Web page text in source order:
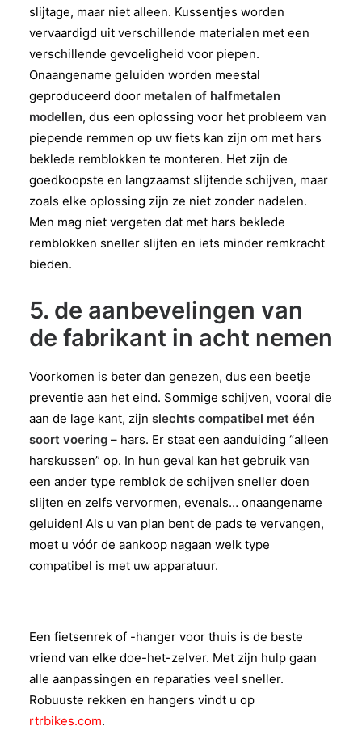
slijtage, maar niet alleen. Kussentjes worden
vervaardigd uit verschillende materialen met een
verschillende gevoeligheid voor piepen.
Onaangename geluiden worden meestal
geproduceerd door metalen of halfmetalen
modellen, dus een oplossing voor het probleem van
piepende remmen op uw fiets kan zijn om met hars
beklede remblokken te monteren. Het zijn de
goedkoopste en langzaamst slijtende schijven, maar
zoals elke oplossing zijn ze niet zonder nadelen.
Men mag niet vergeten dat met hars beklede
remblokken sneller slijten en iets minder remkracht
bieden.
5. de aanbevelingen van
de fabrikant in acht nemen
Voorkomen is beter dan genezen, dus een beetje
preventie aan het eind. Sommige schijven, vooral die
aan de lage kant, zijn slechts compatibel met één
soort voering – hars. Er staat een aanduiding “alleen
harskussen” op. In hun geval kan het gebruik van
een ander type remblok de schijven sneller doen
slijten en zelfs vervormen, evenals… onaangename
geluiden! Als u van plan bent de pads te vervangen,
moet u vóór de aankoop nagaan welk type
compatibel is met uw apparatuur.
Een fietsenrek of -hanger voor thuis is de beste
vriend van elke doe-het-zelver. Met zijn hulp gaan
alle aanpassingen en reparaties veel sneller.
Robuuste rekken en hangers vindt u op
rtrbikes.com.